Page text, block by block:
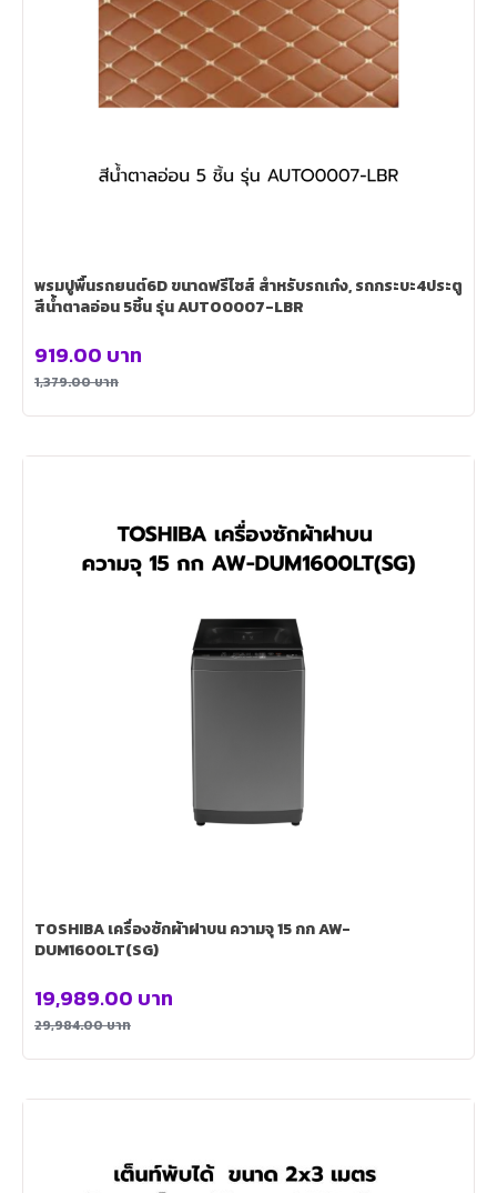
พรมปูพื้นรถยนต์6D ขนาดฟรีไซส์ สำหรับรถเก๋ง, รถกระบะ4ประตู
สีน้ำตาลอ่อน 5ชิ้น รุ่น AUTO0007-LBR
1,379.00บาท
919.00 บาท
TOSHIBA เครื่องซักผ้าฝาบน ความจุ 15 กก AW-
DUM1600LT(SG)
29,984.00บาท
19,989.00 บาท